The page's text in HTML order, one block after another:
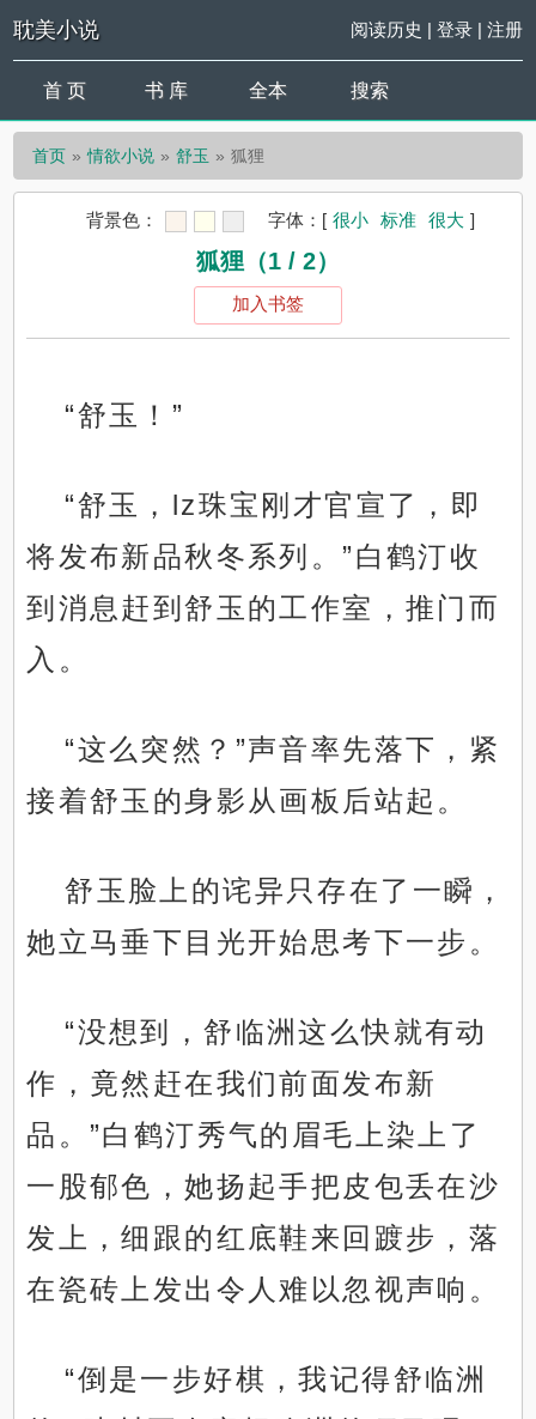
耽美小说 阅读历史 | 登录| 注册
首 页 书 库 全本 搜索
首页 情欲小说 舒玉 狐狸
背景色： 字体： [ 很小 标准 很大 ]
狐狸（1 / 2）
加入书签
“舒玉！”
“舒玉，lz珠宝刚才官宣了，即
将发布新品秋冬系列。”白鹤汀收
到消息赶到舒玉的工作室，推门而
入。
“这么突然？”声音率先落下，紧
接着舒玉的身影从画板后站起。
舒玉脸上的诧异只存在了一瞬，
她立马垂下目光开始思考下一步。
“没想到，舒临洲这么快就有动
作，竟然赶在我们前面发布新
品。”白鹤汀秀气的眉毛上染上了
一股郁色，她扬起手把皮包丢在沙
发上，细跟的红底鞋来回踱步，落
在瓷砖上发出令人难以忽视声响。
“倒是一步好棋，我记得舒临洲